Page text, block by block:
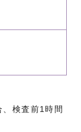
、検査前1時間